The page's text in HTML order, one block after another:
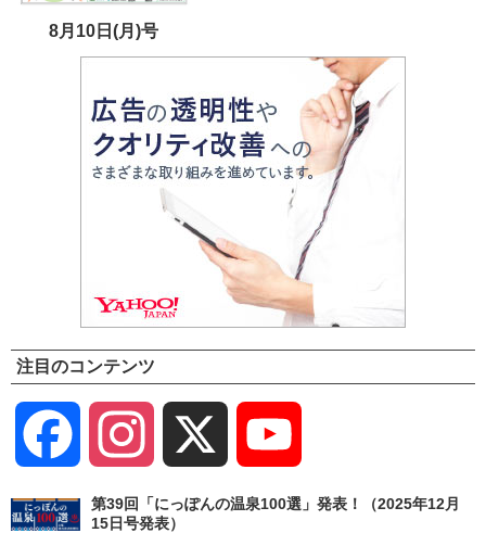
8月10日(月)号
注目のコンテンツ
Facebook Instagram
Channel
第39回「にっぽんの温泉100選」発表！（2025年12月
15日号発表）